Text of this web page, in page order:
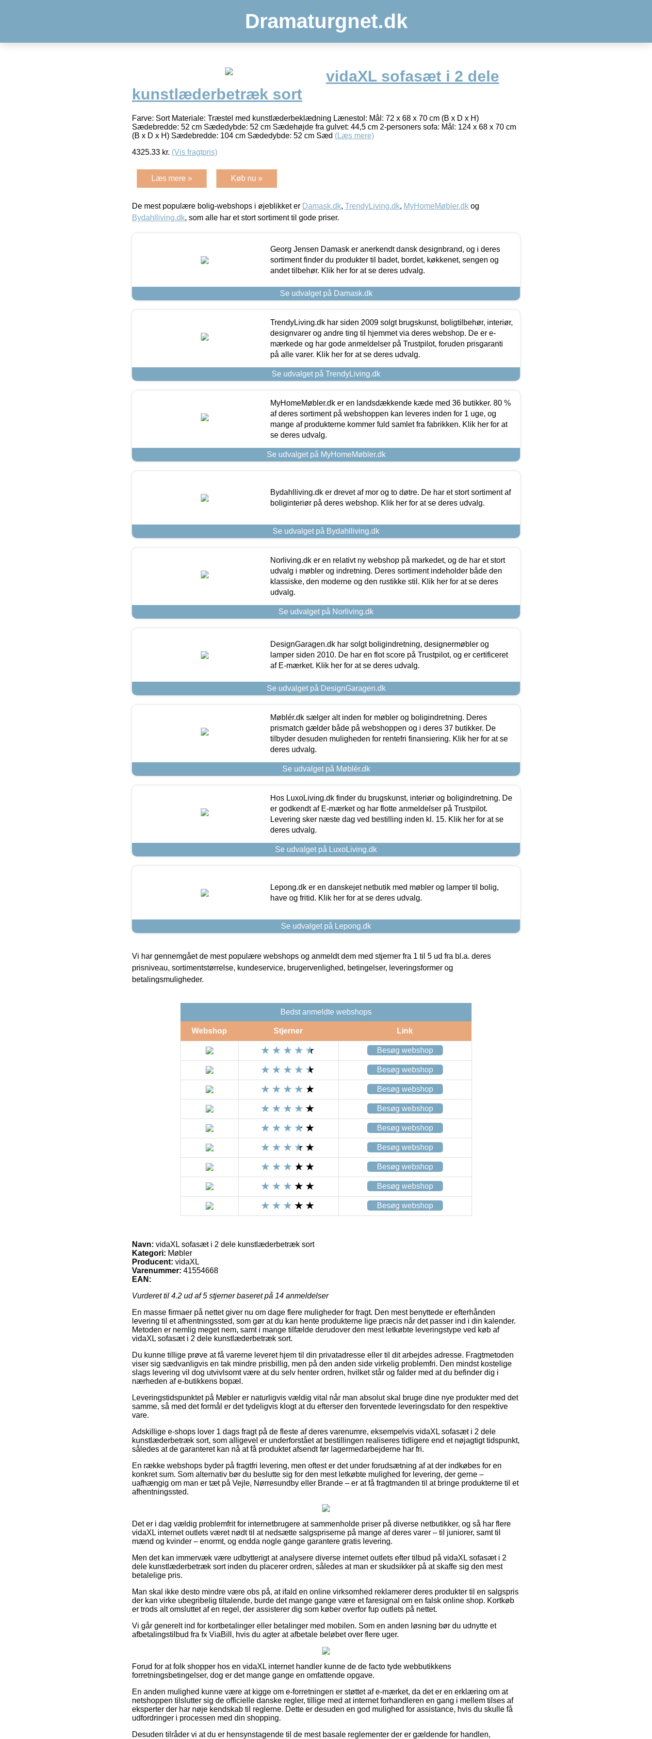
Dramaturgnet.dk
vidaXL sofasæt i 2 dele
kunstlæderbetræk sort
Farve: Sort Materiale: Træstel med kunstlæderbeklædning Lænestol: Mål: 72 x 68 x 70 cm (B x D x H)
Sædebredde: 52 cm Sædedybde: 52 cm Sædehøjde fra gulvet: 44,5 cm 2-personers sofa: Mål: 124 x 68 x 70 cm
(B x D x H) Sædebredde: 104 cm Sædedybde: 52 cm Sæd (Læs mere)
4325.33 kr. (Vis fragtpris)
Læs mere » Køb nu »
De mest populære bolig-webshops i øjeblikket er Damask.dk, TrendyLiving.dk, MyHomeMøbler.dk og
Bydahlliving.dk, som alle har et stort sortiment til gode priser.
Georg Jensen Damask er anerkendt dansk designbrand, og i deres
sortiment finder du produkter til badet, bordet, køkkenet, sengen og
andet tilbehør. Klik her for at se deres udvalg.
Se udvalget på Damask.dk
TrendyLiving.dk har siden 2009 solgt brugskunst, boligtilbehør, interiør,
designvarer og andre ting til hjemmet via deres webshop. De er e-
mærkede og har gode anmeldelser på Trustpilot, foruden prisgaranti
på alle varer. Klik her for at se deres udvalg.
Se udvalget på TrendyLiving.dk
MyHomeMøbler.dk er en landsdækkende kæde med 36 butikker. 80 %
af deres sortiment på webshoppen kan leveres inden for 1 uge, og
mange af produkterne kommer fuld samlet fra fabrikken. Klik her for at
se deres udvalg.
Se udvalget på MyHomeMøbler.dk
Bydahlliving.dk er drevet af mor og to døtre. De har et stort sortiment af
boliginteriør på deres webshop. Klik her for at se deres udvalg.
Se udvalget på Bydahlliving.dk
Norliving.dk er en relativt ny webshop på markedet, og de har et stort
udvalg i møbler og indretning. Deres sortiment indeholder både den
klassiske, den moderne og den rustikke stil. Klik her for at se deres
udvalg.
Se udvalget på Norliving.dk
DesignGaragen.dk har solgt boligindretning, designermøbler og
lamper siden 2010. De har en flot score på Trustpilot, og er certificeret
af E-mærket. Klik her for at se deres udvalg.
Se udvalget på DesignGaragen.dk
Møblér.dk sælger alt inden for møbler og boligindretning. Deres
prismatch gælder både på webshoppen og i deres 37 butikker. De
tilbyder desuden muligheden for rentefri finansiering. Klik her for at se
deres udvalg.
Se udvalget på Møblér.dk
Hos LuxoLiving.dk finder du brugskunst, interiør og boligindretning. De
er godkendt af E-mærket og har flotte anmeldelser på Trustpilot.
Levering sker næste dag ved bestilling inden kl. 15. Klik her for at se
deres udvalg.
Se udvalget på LuxoLiving.dk
Lepong.dk er en danskejet netbutik med møbler og lamper til bolig,
have og fritid. Klik her for at se deres udvalg.
Se udvalget på Lepong.dk
Vi har gennemgået de mest populære webshops og anmeldt dem med stjerner fra 1 til 5 ud fra bl.a. deres
prisniveau, sortimentstørrelse, kundeservice, brugervenlighed, betingelser, leveringsformer og
betalingsmuligheder.
Bedst anmeldte webshops
Webshop Stjerner Link
Besøg webshop
Besøg webshop
Besøg webshop
Besøg webshop
Besøg webshop
Besøg webshop
Besøg webshop
Besøg webshop
Besøg webshop
Navn: vidaXL sofasæt i 2 dele kunstlæderbetræk sort
Kategori: Møbler
Producent: vidaXL
Varenummer: 41554668
EAN:
Vurderet til 4.2 ud af 5 stjerner baseret på 14 anmeldelser
En masse firmaer på nettet giver nu om dage flere muligheder for fragt. Den mest benyttede er efterhånden
levering til et afhentningssted, som gør at du kan hente produkterne lige præcis når det passer ind i din kalender.
Metoden er nemlig meget nem, samt i mange tilfælde derudover den mest letkøbte leveringstype ved køb af
vidaXL sofasæt i 2 dele kunstlæderbetræk sort.
Du kunne tillige prøve at få varerne leveret hjem til din privatadresse eller til dit arbejdes adresse. Fragtmetoden
viser sig sædvanligvis en tak mindre prisbillig, men på den anden side virkelig problemfri. Den mindst kostelige
slags levering vil dog utvivlsomt være at du selv henter ordren, hvilket står og falder med at du befinder dig i
nærheden af e-butikkens bopæl.
Leveringstidspunktet på Møbler er naturligvis vældig vital når man absolut skal bruge dine nye produkter med det
samme, så med det formål er det tydeligvis klogt at du efterser den forventede leveringsdato for den respektive
vare.
Adskillige e-shops lover 1 dags fragt på de fleste af deres varenumre, eksempelvis vidaXL sofasæt i 2 dele
kunstlæderbetræk sort, som alligevel er underforstået at bestillingen realiseres tidligere end et nøjagtigt tidspunkt,
således at de garanteret kan nå at få produktet afsendt før lagermedarbejderne har fri.
En række webshops byder på fragtfri levering, men oftest er det under forudsætning af at der indkøbes for en
konkret sum. Som alternativ bør du beslutte sig for den mest letkøbte mulighed for levering, der gerne –
uafhængig om man er tæt på Vejle, Nørresundby eller Brande – er at få fragtmanden til at bringe produkterne til et
afhentningssted.
Det er i dag vældig problemfrit for internetbrugere at sammenholde priser på diverse netbutikker, og så har flere
vidaXL internet outlets været nødt til at nedsætte salgspriserne på mange af deres varer – til juniorer, samt til
mænd og kvinder – enormt, og endda nogle gange garantere gratis levering.
Men det kan immervæk være udbytterigt at analysere diverse internet outlets efter tilbud på vidaXL sofasæt i 2
dele kunstlæderbetræk sort inden du placerer ordren, således at man er skudsikker på at skaffe sig den mest
betalelige pris.
Man skal ikke desto mindre være obs på, at ifald en online virksomhed reklamerer deres produkter til en salgspris
der kan virke ubegribelig tiltalende, burde det mange gange være et faresignal om en falsk online shop. Kortkøb
er trods alt omsluttet af en regel, der assisterer dig som køber overfor fup outlets på nettet.
Vi går generelt ind for kortbetalinger eller betalinger med mobilen. Som en anden løsning bør du udnytte et
afbetalingstilbud fra fx ViaBill, hvis du agter at afbetale beløbet over flere uger.
Forud for at folk shopper hos en vidaXL internet handler kunne de de facto tyde webbutikkens
forretningsbetingelser, dog er det mange gange en omfattende opgave.
En anden mulighed kunne være at kigge om e-forretningen er støttet af e-mærket, da det er en erklæring om at
netshoppen tilslutter sig de officielle danske regler, tillige med at internet forhandleren en gang i mellem tilses af
eksperter der har nøje kendskab til reglerne. Dette er desuden en god mulighed for assistance, hvis du skulle få
udfordringer i processen med din shopping.
Desuden tilråder vi at du er hensynstagende til de mest basale reglementer der er gældende for handlen,